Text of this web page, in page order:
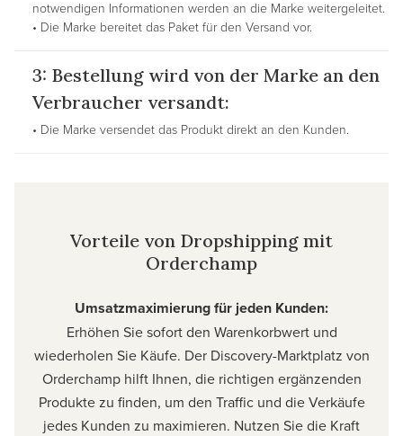
notwendigen Informationen werden an die Marke weitergeleitet.
• Die Marke bereitet das Paket für den Versand vor.
3: Bestellung wird von der Marke an den
Verbraucher versandt:
• Die Marke versendet das Produkt direkt an den Kunden.
Vorteile von Dropshipping mit
Orderchamp
Umsatzmaximierung für jeden Kunden:
Erhöhen Sie sofort den Warenkorbwert und
wiederholen Sie Käufe. Der Discovery-Marktplatz von
Orderchamp hilft Ihnen, die richtigen ergänzenden
Produkte zu finden, um den Traffic und die Verkäufe
jedes Kunden zu maximieren. Nutzen Sie die Kraft